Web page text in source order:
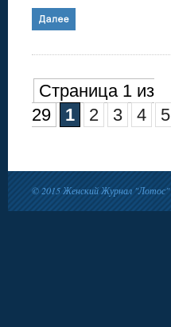
Страница 1 из
29
1 2 3 4 5
© 2015Женский Журнал "Лотос"